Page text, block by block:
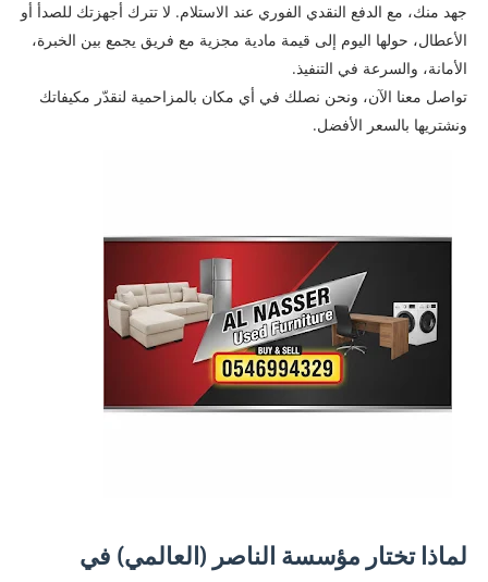
جهد منك، مع الدفع النقدي الفوري عند الاستلام. لا تترك أجهزتك للصدأ أو
الأعطال، حولها اليوم إلى قيمة مادية مجزية مع فريق يجمع بين الخبرة،
الأمانة، والسرعة في التنفيذ.
​تواصل معنا الآن، ونحن نصلك في أي مكان بالمزاحمية لنقدّر مكيفاتك
ونشتريها بالسعر الأفضل.
لماذا تختار مؤسسة الناصر (العالمي) في